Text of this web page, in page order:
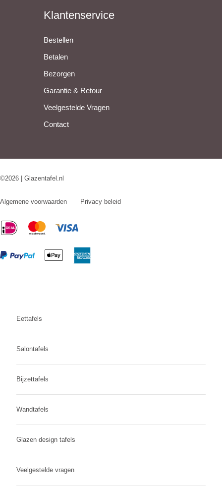
Klantenservice
Bestellen
Betalen
Bezorgen
Garantie & Retour
Veelgestelde Vragen
Contact
©2026 | Glazentafel.nl
Algemene voorwaarden Privacy beleid
Eettafels
Salontafels
Bijzettafels
Wandtafels
Glazen design tafels
Veelgestelde vragen